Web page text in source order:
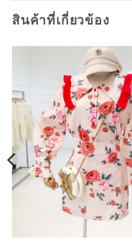
สินค้าที่เกี่ยวข้อง